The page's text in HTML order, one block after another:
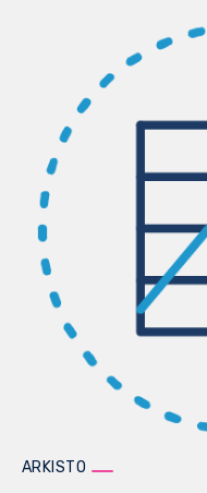
ARKISTO